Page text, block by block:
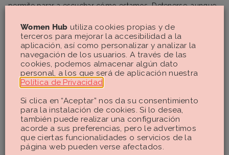
permite parar a escuchar cómo estamos. Detenerse, aunque
presente, qué sensaciones la acompañan y qué necesitamos
en ese momento.
Esta pausa puede ser tan simple como dejar aparcado el
teléfono, cerrar los ojos y respirar hondo, o caminar cinco
minutos prestando atención a la respiración y al entorno.
2. Relajación: conecta con tu
respiración
La respiración es una de las herramientas más potentes para
regular el sistema nervioso. Técnicas como la respiración
Women Hub utiliza cookies propias y de
terceros para mejorar la accesibilidad a la
aplicación, así como personalizar y analizar la
navegación de los usuarios. A través de las
cookies, podemos almacenar algún dato
personal, a los que será de aplicación nuestra
Política de Privacidad
Si clica en “Aceptar” nos da su consentimiento
para la instalación de cookies. Si lo desea,
también puede realizar una configuración
acorde a sus preferencias, pero le advertimos
que ciertas funcionalidades o servicios de la
página web pueden verse afectados.